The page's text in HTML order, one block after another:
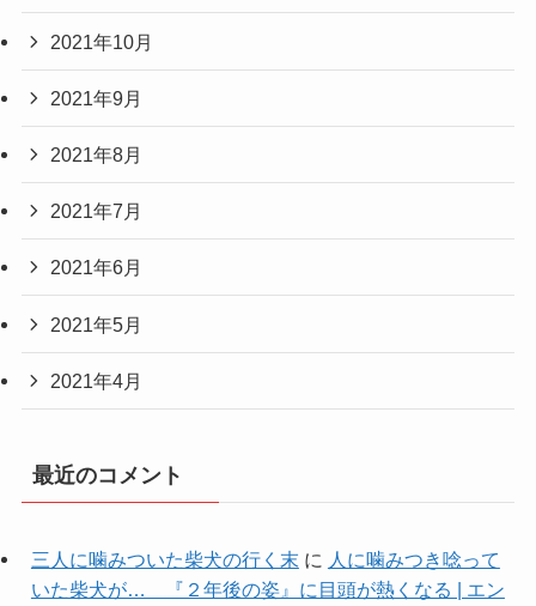
2021年10月
2021年9月
2021年8月
2021年7月
2021年6月
2021年5月
2021年4月
最近のコメント
三人に噛みついた柴犬の行く末 に 人に噛みつき唸って
いた柴犬が… 『２年後の姿』に目頭が熱くなる | エン